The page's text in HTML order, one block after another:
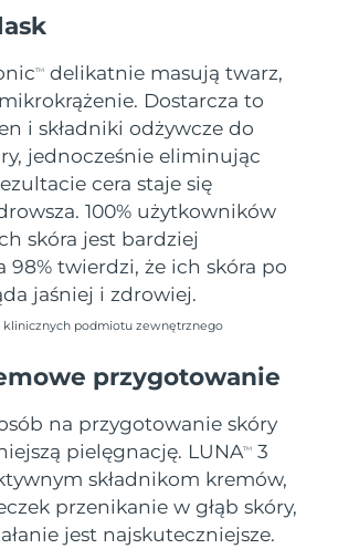
TM
delikatnie masują twarz,
Dostarcza to
i składniki odżywcze do
jednocześnie eliminując
cera staje się
100% użytkowników
skóra jest bardziej
98% twierdzi, że ich skóra po
jaśniej i zdrowiej.
klinicznych podmiotu zewnętrznego
przygotowanie
na przygotowanie skóry
pielęgnację. LUNATM
3
składnikom kremów,
przenikanie w głąb skóry,
jest najskuteczniejsze.
Oczekiwany czas dostawy
12/8/26
Oczekiwany czas dostawy
Oczekiwany czas dostawy
11/8/26
Oczekiwany czas dostawy
Oczekiwany czas dostawy
17/8/26